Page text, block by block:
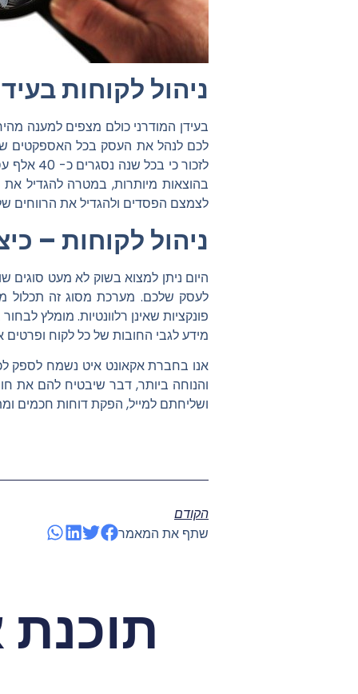
ניהול לקוחות
בעידן המודרני כולם מצפים למענה
לכם לנהל את העסק בכל האספקטים
לזכור
בהוצאות מיותרות, במטרה להגדיל
לצמצם הפסדים ולהגדיל את הרווחים
ניהול לקוחות –
היום ניתן למצוא בשוק לא מעט סוגים
לעסק שלכם. מערכת מסוג זה תכלול
פונקציות שאינן רלוונטיות. מומלץ
מידע לגבי החובות של כל לקוח
אנו בחברת אקאונט איט נשמח לספק
והנוחה ביותר, דבר שיבטיח להם את
ושליחתם למייל, הפקת דוחות חכמים
הקודם
שתף את המאמר